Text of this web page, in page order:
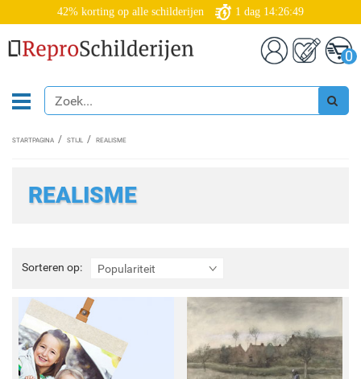
42% korting op alle schilderijen 1 dag 14:26:47
0
STARTPAGINA STIJL REALISME
REALISME
Sorteren op: Populariteit
Sorteren
op: